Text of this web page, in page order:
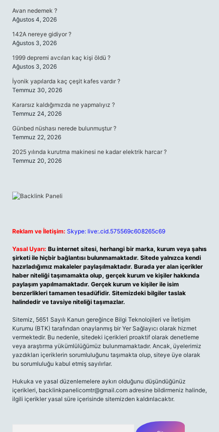
Avan nedemek ?
Ağustos 4, 2026
142A nereye gidiyor ?
Ağustos 3, 2026
1999 depremi avcıları kaç kişi öldü ?
Ağustos 3, 2026
İyonik yapılarda kaç çeşit kafes vardır ?
Temmuz 30, 2026
Kararsız kaldığımızda ne yapmalıyız ?
Temmuz 24, 2026
Günbed nüshası nerede bulunmuştur ?
Temmuz 22, 2026
2025 yılında kurutma makinesi ne kadar elektrik harcar ?
Temmuz 20, 2026
Reklam ve İletişim: Skype: live:.cid.575569c608265c69
Yasal Uyarı: Bu internet sitesi, herhangi bir marka, kurum veya şahıs
şirketi ile hiçbir bağlantısı bulunmamaktadır. Sitede yalnızca kendi
hazırladığımız makaleler paylaşılmaktadır. Burada yer alan içerikler
haber niteliği taşımamakta olup, gerçek kurum ve kişiler hakkında
paylaşım yapılmamaktadır. Gerçek kurum ve kişiler ile isim
benzerlikleri tamamen tesadüfidir. Sitemizdeki bilgiler taslak
halindedir ve tavsiye niteliği taşımazlar.
Sitemiz, 5651 Sayılı Kanun gereğince Bilgi Teknolojileri ve İletişim
Kurumu (BTK) tarafından onaylanmış bir Yer Sağlayıcı olarak hizmet
vermektedir. Bu nedenle, sitedeki içerikleri proaktif olarak denetleme
veya araştırma yükümlülüğümüz bulunmamaktadır. Ancak, üyelerimiz
yazdıkları içeriklerin sorumluluğunu taşımakta olup, siteye üye olarak
bu sorumluluğu kabul etmiş sayılırlar.
Hukuka ve yasal düzenlemelere aykırı olduğunu düşündüğünüz
içerikleri, backlinkpanelicomtr@gmail.com adresine bildirmeniz halinde,
ilgili içerikler yasal süre içerisinde sitemizden kaldırılacaktır.